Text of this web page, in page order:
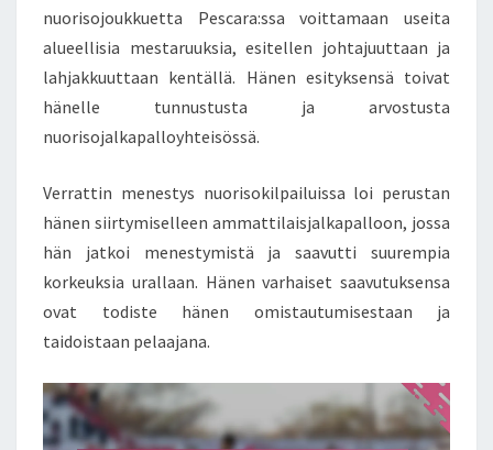
nuorisojoukkuetta Pescara:ssa voittamaan useita
alueellisia mestaruuksia, esitellen johtajuuttaan ja
lahjakkuuttaan kentällä. Hänen esityksensä toivat
hänelle tunnustusta ja arvostusta
nuorisojalkapalloyhteisössä.
Verrattin menestys nuorisokilpailuissa loi perustan
hänen siirtymiselleen ammattilaisjalkapalloon, jossa
hän jatkoi menestymistä ja saavutti suurempia
korkeuksia urallaan. Hänen varhaiset saavutuksensa
ovat todiste hänen omistautumisestaan ja
taidoistaan pelaajana.